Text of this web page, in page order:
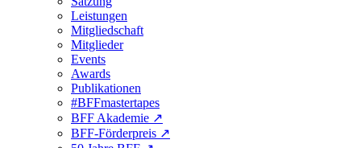
Leistungen
Mitgliedschaft
Mitglieder
Events
Awards
Publikationen
#BFFmastertapes
BFF Akademie ↗︎
BFF-Förderpreis ↗︎